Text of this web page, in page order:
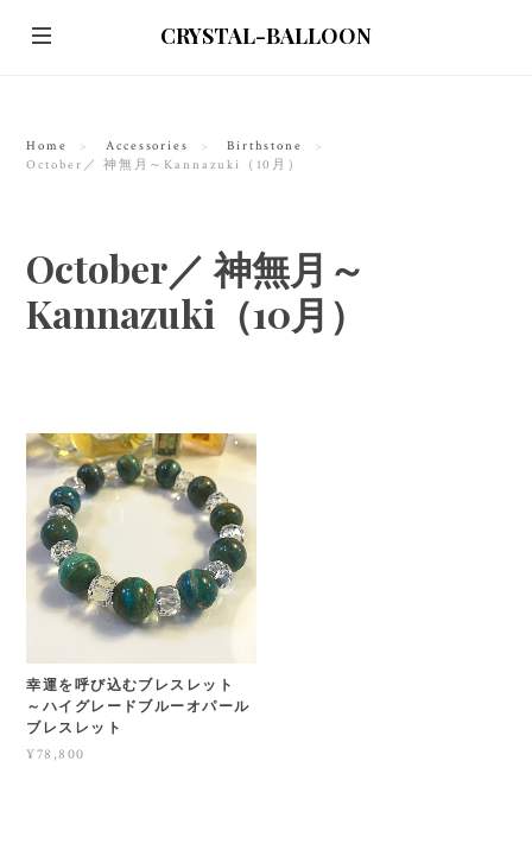
CRYSTAL-BALLOON
Home Accessories
Birthstone
October／ 神無月～Kannazuki（10月）
October／ 神無月～
Kannazuki（10月）
幸運を呼び込むブレスレット
～ハイグレードブルーオパール
ブレスレット
¥78,800